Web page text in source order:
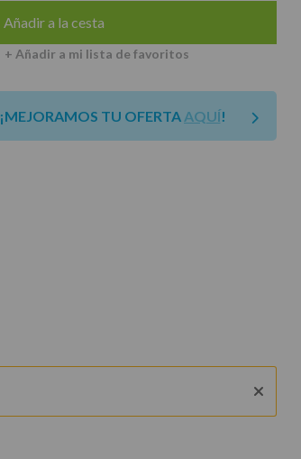
Añadir a la cesta
+ Añadir a mi lista de favoritos
¡MEJORAMOS TU OFERTA AQUÍ!